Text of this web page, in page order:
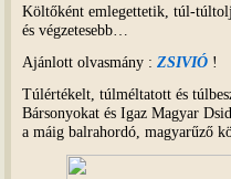
Költőként emlegettetik, túl-
és végzetesebb…
Ajánlott olvasmány : ZSIVIÓ!
Túlértékelt, túlméltatott és
Bársonyokat és Igaz Magyar
a máig balrahordó, magyarűző